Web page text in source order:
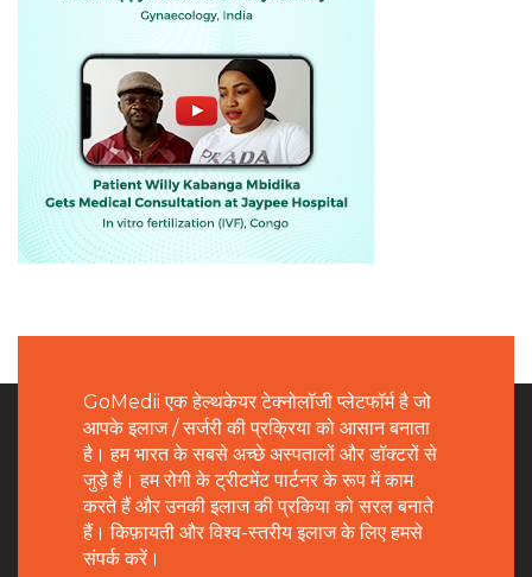
GoMedii एक हेल्थकेयर टेक्नोलॉजी प्लेटफॉर्म है जो
आपके इलाज / सर्जरी की प्रक्रिया को आसान बनाता
है। हम भारत के सबसे अच्छे अस्पतालों और डॉक्टरों से
जुड़े हैं। हम रोगी के ट्रीटमेंट पार्टनर के रूप में काम
करते हैं और उनकी इलाज की प्रकिया को सरल बनाते
हैं। किफ़ायती और विश्व-स्तरीय इलाज के लिए हमसे
संपर्क करें।